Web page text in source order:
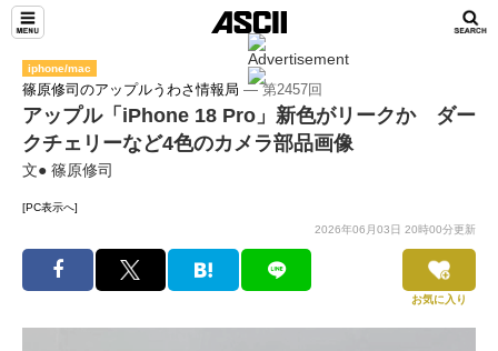
iphone/mac
篠原修司のアップルうわさ情報局 ― 第2457回
アップル「iPhone 18 Pro」新色がリークか ダー
クチェリーなど4色のカメラ部品画像
文● 篠原修司
[PC表示へ]
2026年06月03日 20時00分更新
お気に入り